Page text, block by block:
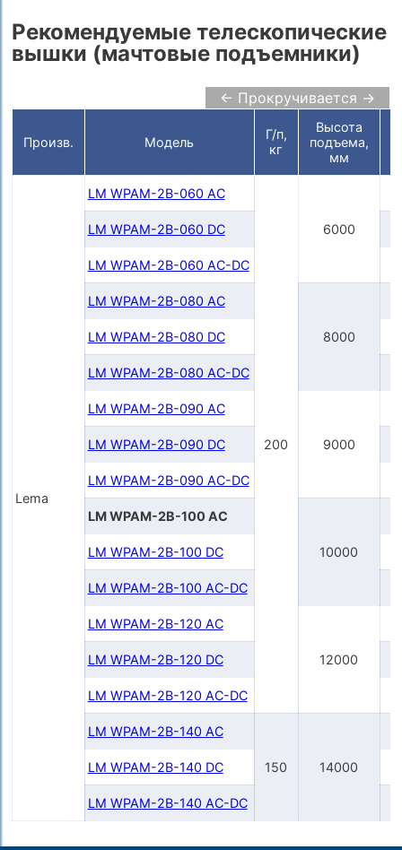
Рекомендуемые телескопические
вышки (мачтовые подъемники)
← Прокручивается →
Произв. Модель
Г/п,
кг
Высота
подъема,
мм
Lema
LM WPAM-2B-060 AC
200
6000
LM WPAM-2B-060 DC
LM WPAM-2B-060 AC-DC
LM WPAM-2В-080 AC
8000
LM WPAM-2B-080 DC
LM WPAM-2B-080 AC-DC
LM WPAM-2В-090 AC
9000
LM WPAM-2B-090 DC
LM WPAM-2B-090 AC-DC
LM WPAM-2B-100 AC
10000
LM WPAM-2B-100 DC
LM WPAM-2B-100 AC-DC
LM WPAM-2B-120 AC
12000
LM WPAM-2B-120 DC
LM WPAM-2B-120 AC-DC
LM WPAM-2B-140 AC
150 14000
LM WPAM-2B-140 DC
LM WPAM-2B-140 AC-DC